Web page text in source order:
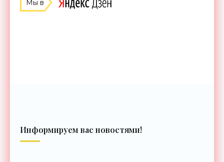
Мы в
Информируем вас новостями!